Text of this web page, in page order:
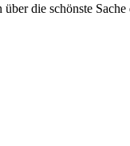
die schönste